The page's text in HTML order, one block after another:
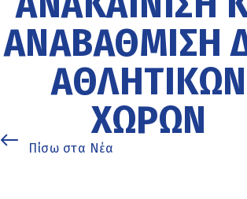
περιεχόμενο
ΑΝΑΒΆΘΜΙΣΗ
ΑΘΛΗΤΙΚΏΝ
ΧΏΡΩΝ
Πίσω στα Νέα